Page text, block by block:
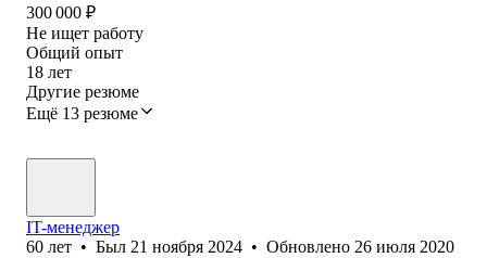
300 000 ₽
Не ищет работу
Общий опыт
18 лет
Другие резюме
Ещё 13 резюме
IT-менеджер
60 лет • Был 21 ноября 2024 • Обновлено 26 июля 2020